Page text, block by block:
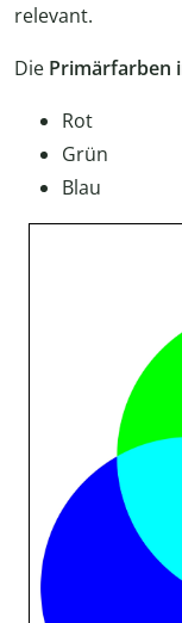
relevant.
Die Primärfarben
Rot
Grün
Blau